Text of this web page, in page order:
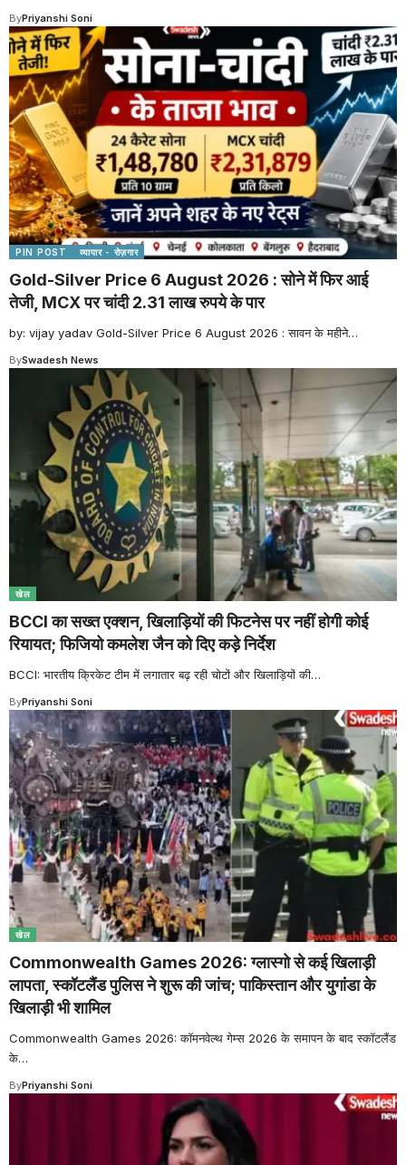
ByPriyanshi Soni
PIN POST व्यापार - रोज़गार
Gold-Silver Price 6 August 2026 : सोने में फिर आई
तेजी, MCX पर चांदी 2.31 लाख रुपये के पार
by: vijay yadav Gold-Silver Price 6 August 2026 : सावन के महीने…
BySwadesh News
खेल
BCCI का सख्त एक्शन, खिलाड़ियों की फिटनेस पर नहीं होगी कोई
रियायत; फिजियो कमलेश जैन को दिए कड़े निर्देश
BCCI: भारतीय क्रिकेट टीम में लगातार बढ़ रही चोटों और खिलाड़ियों की…
ByPriyanshi Soni
खेल
Commonwealth Games 2026: ग्लास्गो से कई खिलाड़ी
लापता, स्कॉटलैंड पुलिस ने शुरू की जांच; पाकिस्तान और युगांडा के
खिलाड़ी भी शामिल
Commonwealth Games 2026: कॉमनवेल्थ गेम्स 2026 के समापन के बाद स्कॉटलैंड
के…
ByPriyanshi Soni